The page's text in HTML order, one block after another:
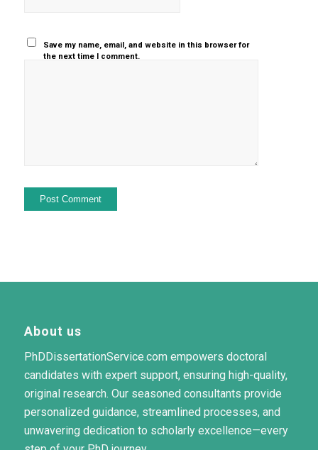
Save my name, email, and website in this browser for
the next time I comment.
About us
PhDDissertationService.com empowers doctoral
candidates with expert support, ensuring high-quality,
original research. Our seasoned consultants provide
personalized guidance, streamlined processes, and
unwavering dedication to scholarly excellence—every